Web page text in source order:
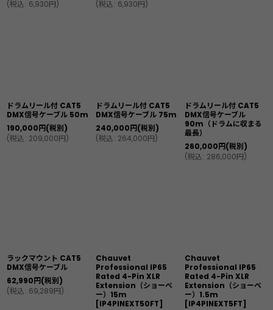
(税込: 6,930円)
(税込: 6,930円)
ドラムリール付 CAT5
DMX信号ケーブル 50m
190,000円(税別)
(税込: 209,000円)
ドラムリール付 CAT5
DMX信号ケーブル 75m
240,000円(税別)
(税込: 264,000円)
ドラムリール付 CAT5
DMX信号ケーブル
90m（ドラムに収まる
最長）
260,000円(税別)
(税込: 286,000円)
ラックマウント CAT5
DMX信号ケーブル
62,990円(税別)
(税込: 69,289円)
Chauvet
Professional IP65
Rated 4-Pin XLR
Extension（ショーベ
ー）15m
[IP4PINEXT50FT]
Chauvet
Professional IP65
Rated 4-Pin XLR
Extension（ショーベ
ー）1.5m
[IP4PINEXT5FT]